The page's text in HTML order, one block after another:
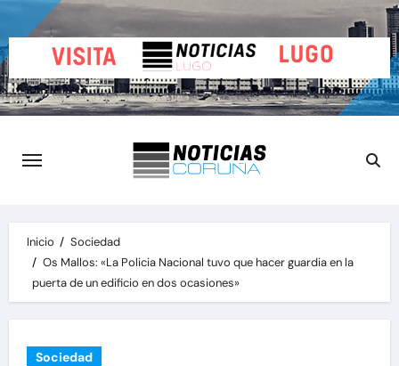
al
contenido
Inicio
Sociedad
Os Mallos: «La Policia Nacional tuvo que hacer guardia en la
puerta de un edificio en dos ocasiones»
Sociedad